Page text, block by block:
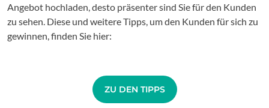
Angebot hochladen, desto präsenter sind Sie für den Kunden
zu sehen. Diese und weitere Tipps, um den Kunden für sich zu
gewinnen, finden Sie hier:
ZU DEN TIPPS